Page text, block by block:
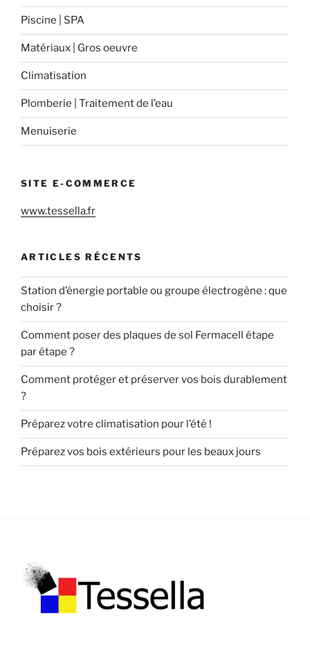
Piscine | SPA
Matériaux | Gros oeuvre
Climatisation
Plomberie | Traitement de l’eau
Menuiserie
SITE E-COMMERCE
www.tessella.fr
ARTICLES RÉCENTS
Station d’énergie portable ou groupe électrogène : que
choisir ?
Comment poser des plaques de sol Fermacell étape
par étape ?
Comment protéger et préserver vos bois durablement
?
Préparez votre climatisation pour l’été !
Préparez vos bois extérieurs pour les beaux jours